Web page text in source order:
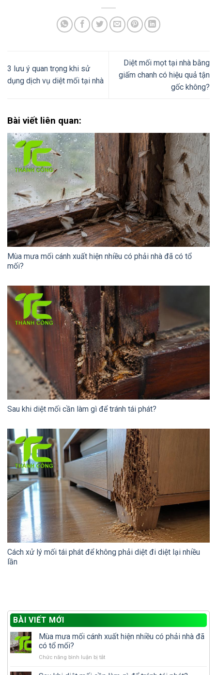
3 lưu ý quan trọng khi sử
dụng dịch vụ diệt mối tại nhà
Diệt mối mọt tại nhà bằng
giấm chanh có hiệu quả tận
gốc không?
Bài viết liên quan:
Mùa mưa mối cánh xuất hiện nhiều có phải nhà đã có tổ
mối?
Sau khi diệt mối cần làm gì để tránh tái phát?
Cách xử lý mối tái phát để không phải diệt đi diệt lại nhiều
lần
BÀI VIẾT MỚI
Mùa mưa mối cánh xuất hiện nhiều có phải nhà đã
có tổ mối?
Chức năng bình luận bị tắtở
mưa